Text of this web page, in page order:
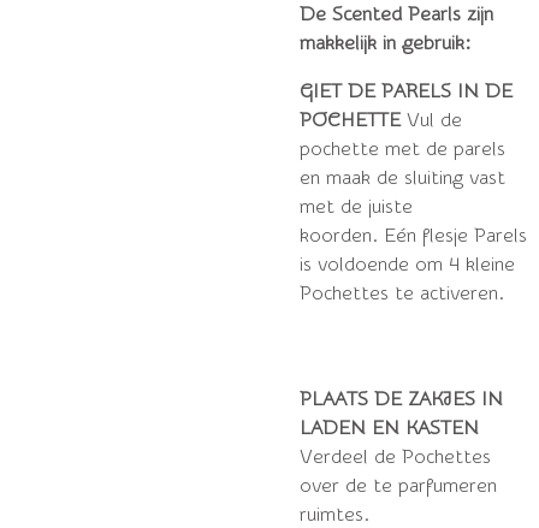
De Scented Pearls zijn
makkelijk in gebruik:
GIET DE PARELS IN DE
POCHETTEVul de
pochette met de parels
en maak de sluiting vast
met de juiste
koorden. Eén flesje Parels
is voldoende om 4 kleine
Pochettes te activeren.
PLAATS DE ZAKJES IN
LADEN EN KASTEN
Verdeel de Pochettes
over de te parfumeren
ruimtes.